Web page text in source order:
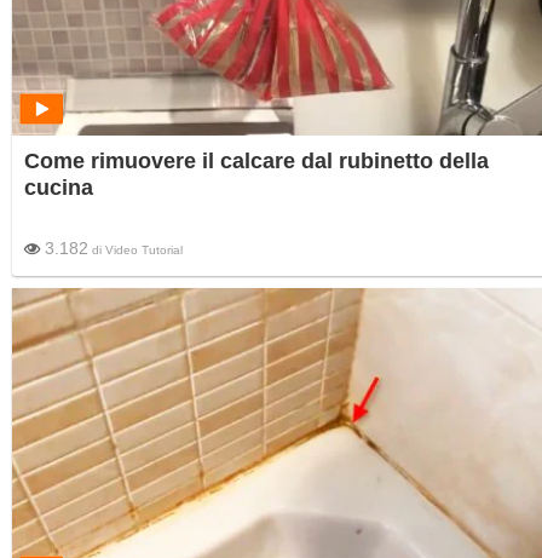
Come rimuovere il calcare dal rubinetto della
cucina
3.182 di Video Tutorial